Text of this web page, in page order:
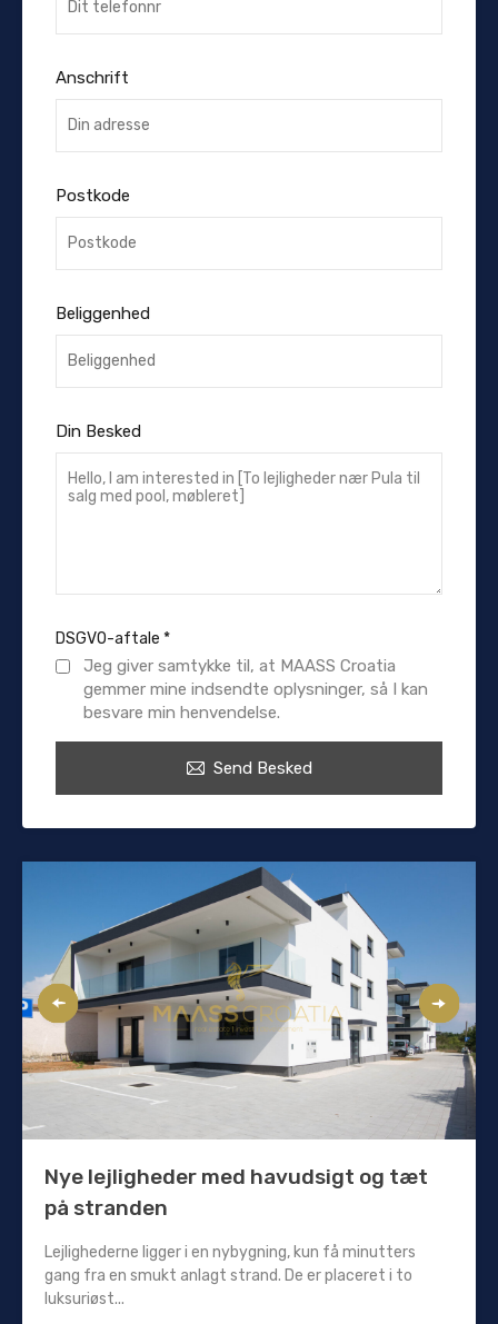
Anschrift
Postkode
Beliggenhed
Din Besked
DSGVO-aftale *
Jeg giver samtykke til, at MAASS Croatia
gemmer mine indsendte oplysninger, så I kan
besvare min henvendelse.
Send Besked
Nye lejligheder med havudsigt og tæt
på stranden
Lejlighederne ligger i en nybygning, kun få minutters
gang fra en smukt anlagt strand. De er placeret i to
luksuriøst...